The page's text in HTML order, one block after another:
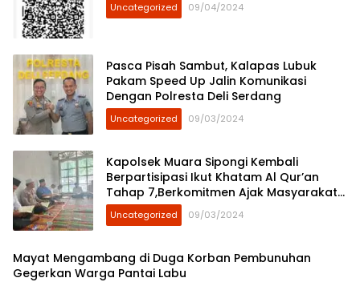
Uncategorized 09/04/2024
Pasca Pisah Sambut, Kalapas Lubuk
Pakam Speed Up Jalin Komunikasi
Dengan Polresta Deli Serdang
Uncategorized 09/03/2024
Kapolsek Muara Sipongi Kembali
Berpartisipasi Ikut Khatam Al Qur’an
Tahap 7,Berkomitmen Ajak Masyarakat
Untuk Terus Berpartisipasi
Uncategorized 09/03/2024
Mayat Mengambang di Duga Korban Pembunuhan
Gegerkan Warga Pantai Labu